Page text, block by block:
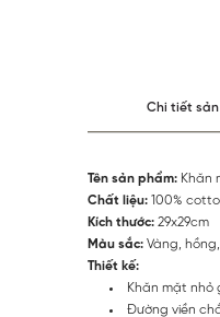
Chi tiết
Tên sản phẩm: Khăn
Chất liệu: 100%
Kích thước: 29x29cm
Màu sắc: Vàng,
Thiết kế:
Khăn mặt nhỏ
Đường viền